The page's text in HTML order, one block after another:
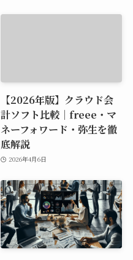
【2026年版】クラウド会
計ソフト比較｜freee・マ
ネーフォワード・弥生を徹
底解説
2026年4月6日